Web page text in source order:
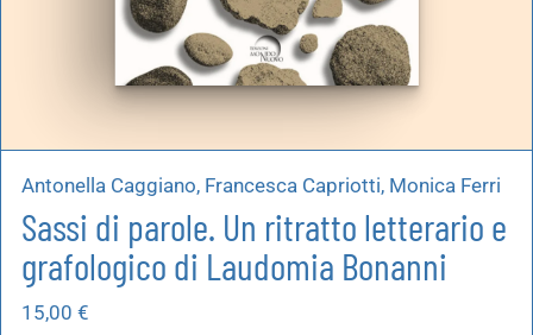
Antonella Caggiano, Francesca Capriotti, Monica Ferri
Sassi di parole. Un ritratto letterario e
grafologico di Laudomia Bonanni
15,00 €